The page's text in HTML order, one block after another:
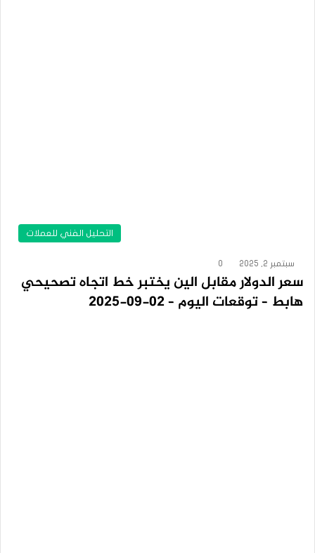
التحليل الفني للعملات
سبتمبر 2, 2025 0
سعر الدولار مقابل الين يختبر خط اتجاه تصحيحي
هابط – توقعات اليوم – 02-09-2025